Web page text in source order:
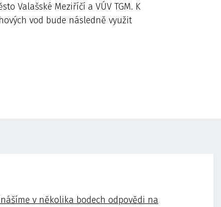
Valašské Meziříčí a VÚV TGM. K
vod bude následně využit
v několika bodech odpovědi na